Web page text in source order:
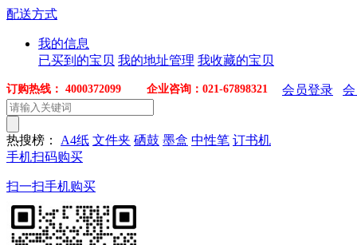
配送方式
我的信息
已买到的宝贝 我的地址管理 我收藏的宝贝
订购热线： 4000372099 企业咨询：021-67898321 会员登录
热搜榜： A4纸 文件夹 硒鼓 墨盒 中性笔 订书机
手机扫码购买
扫一扫手机购买